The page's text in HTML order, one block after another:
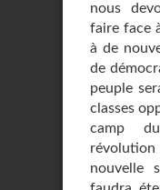
nous
faire face
à de
de
peuple
classes
camp
révolution
nouvelle